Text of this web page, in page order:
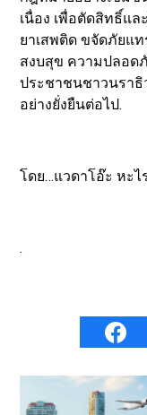
เนื่อง เพื่อตัดสิทธิ์แ
ยาเสพติด ขจัดภัยแ
สงบสุข ความปลอด
ประชาชนชาวนราธิ
อย่างยั่งยืนต่อไป.
โดย…แวดาโอ๊ะ หะ
.